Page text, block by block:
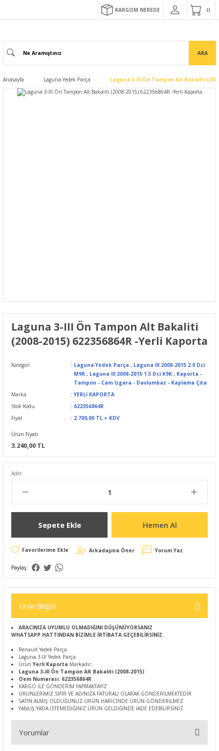
KARGOM NEREDE
ARA
Anasayfa Laguna Yedek Parça Laguna 3-III Ön Tampon Alt Bakaliti
Laguna 3-III Ön Tampon Alt Bakaliti
(2008-2015) 622356864R -Yerli Kaporta
Kategori Laguna Yedek Parça , Laguna III 2008-2015 2.0 Dci
M9R , Laguna III 2008-2015 1.5 Dci K9K , Kaporta -
Tampon - Cam Izgara - Davlumbaz - Kaplama Çıta
Marka
YERLİ KAPORTA
Stok Kodu
622356864R
Fiyat
2.700,00 TL + KDV
Ürün Fiyatı
3.240,00 TL
Adet:
Sepete Ekle Hemen Al
Arkadaşına Öner Yorum Yaz
Paylaş:
Ürün Bilgisi
ARACINIZA UYUMLU OLMADIĞINI DÜŞÜNÜYORSANIZ
WHATSAPP HATTINDAN BİZİMLE İRTİBATA GEÇEBİLİRSİNİZ.
Renault Yedek Parça
Laguna 3-III Yedek Parça
ÜrünYerli Kaporta Markadır.
Laguna 3-III Ön Tampon Alt Bakaliti (2008-2015)
Oem Numarası: 622356864R
KARGO İLE GÖNDERİM YAPMAKTAYIZ
ÜRÜNLERİMİZ SIFIR VE ADINIZA FATURALI OLARAK GÖNDERİLMEKTEDİR
SATIN ALMIŞ OLDUĞUNUZ ÜRÜN HARİCİNDE ÜRÜN GÖNDERİLMEZ
YANLIŞ YADA İSTEMEDİĞİNİZ ÜRÜN GELDİĞİNDE İADE EDEBİLİRSİNİZ
Yorumlar